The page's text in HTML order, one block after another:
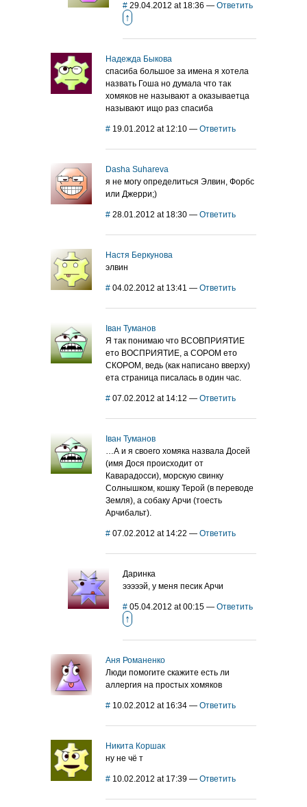
# 29.04.2012 at 18:36 — Ответить
↑
Надежда Быкова
спасиба большое за имена я хотела
назвать Гоша но думала что так
хомяков не называют а оказываетца
называют ищо раз спасиба
# 19.01.2012 at 12:10 — Ответить
Dasha Suhareva
я не могу определиться Элвин, Форбс
или Джерри;)
# 28.01.2012 at 18:30 — Ответить
Настя Беркунова
элвин
# 04.02.2012 at 13:41 — Ответить
Іван Туманов
Я так понимаю что ВСОВПРИЯТИЕ
ето ВОСПРИЯТИЕ, а СОРОМ ето
СКОРОМ, ведь (как написано вверху)
ета страница писалась в один час.
# 07.02.2012 at 14:12 — Ответить
Іван Туманов
…А и я своего хомяка назвала Досей
(имя Дося происходит от
Каварадосси), морскую свинку
Солнышком, кошку Терой (в переводе
Земля), а собаку Арчи (тоесть
Арчибальт).
# 07.02.2012 at 14:22 — Ответить
Даринка
эээээй, у меня песик Арчи
# 05.04.2012 at 00:15 — Ответить
↑
Аня Романенко
Люди помогите скажите есть ли
аллергия на простых хомяков
# 10.02.2012 at 16:34 — Ответить
Никита Коршак
ну не чё т
# 10.02.2012 at 17:39 — Ответить